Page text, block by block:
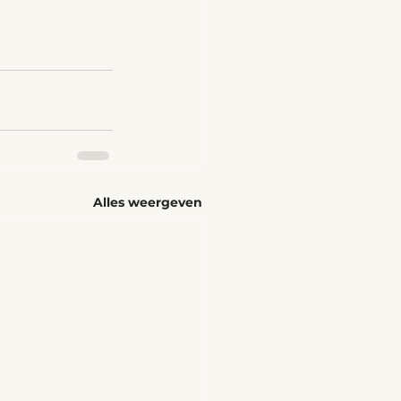
Alles weergeven